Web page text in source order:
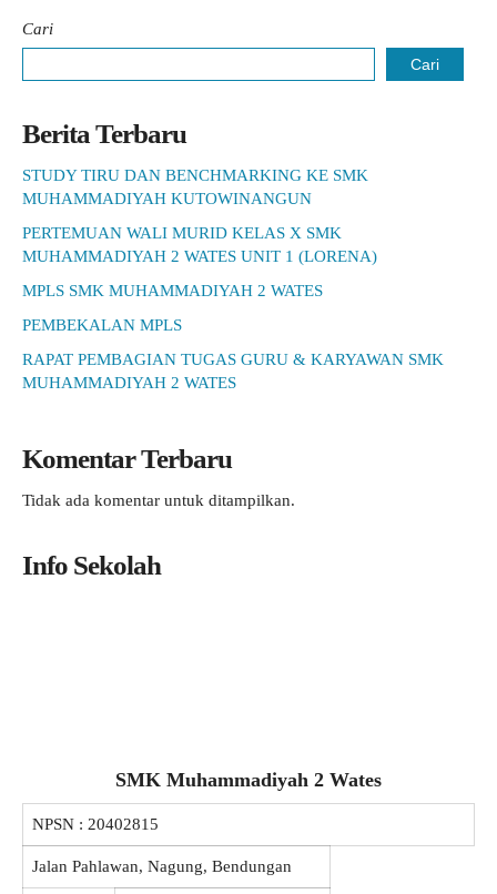
Cari
Cari
Berita Terbaru
STUDY TIRU DAN BENCHMARKING KE SMK
MUHAMMADIYAH KUTOWINANGUN
PERTEMUAN WALI MURID KELAS X SMK
MUHAMMADIYAH 2 WATES UNIT 1 (LORENA)
MPLS SMK MUHAMMADIYAH 2 WATES
PEMBEKALAN MPLS
RAPAT PEMBAGIAN TUGAS GURU & KARYAWAN SMK
MUHAMMADIYAH 2 WATES
Komentar Terbaru
Tidak ada komentar untuk ditampilkan.
Info Sekolah
SMK Muhammadiyah 2 Wates
NPSN : 20402815
Jalan Pahlawan, Nagung, Bendungan